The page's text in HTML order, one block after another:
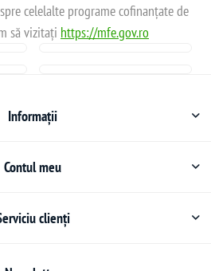
celelalte programe cofinanțate de
să vizitați https://mfe.gov.ro
Informații
Contul meu
clienți